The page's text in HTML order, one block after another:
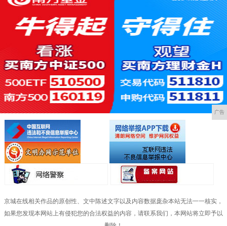
广告
京城在线相关作品的原创性、文中陈述文字以及内容数据庞杂本站无法一一核实，
如果您发现本网站上有侵犯您的合法权益的内容，请联系我们，本网站将立即予以